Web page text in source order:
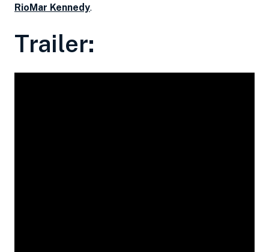
RioMar Kennedy.
Trailer: